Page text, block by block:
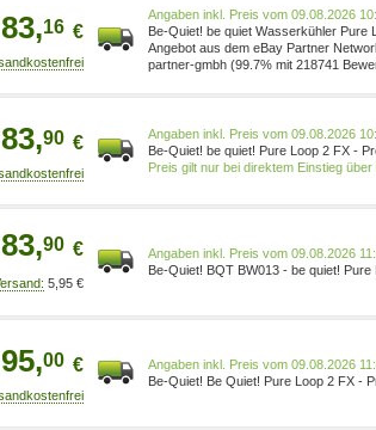
83,16 €
Preis vom 09.08.2026
Be-Quiet! be quiet Wasserkühler Pure
AIO RGB schwarz BW013
Angebot aus dem eBay Partner
partner-gmbh (99.7% mit 218741
83,90 €
Preis vom 09.08.2026
Be-Quiet! be quiet! Pure Loop 2 FX -
Flüssigkeitskühlsystem - 240mm -
Preis gilt nur bei direktem Einstieg
83,90 €
5,95 €
Preis vom 09.08.2026
Be-Quiet! BQT BW013 - be quiet! Pure
95,00 €
Preis vom 09.08.2026
Be-Quiet! Be Quiet! Pure Loop 2 FX -